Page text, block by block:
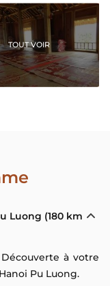
Puluong
TOUT VOIR
Luong (180 km
à votre
Pu Luong.